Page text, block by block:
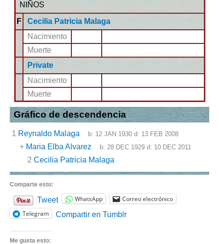
NIÑOS
F
Cecilia Patricia Malaga
Nacimiento
Muerte
Private
Nacimiento
Muerte
Gráfico de descendencia
1 Reynaldo Malaga b: 12 JAN 1930 d: 13 FEB 2008
+ Maria Elba Alvarez b:28 DEC 1929 d: 10 DEC 2011
2 Cecilia Patricia Malaga
Comparte esto:
Tweet WhatsApp
Correo electrónico
Telegram
Compartir en Tumblr
Me gusta esto: